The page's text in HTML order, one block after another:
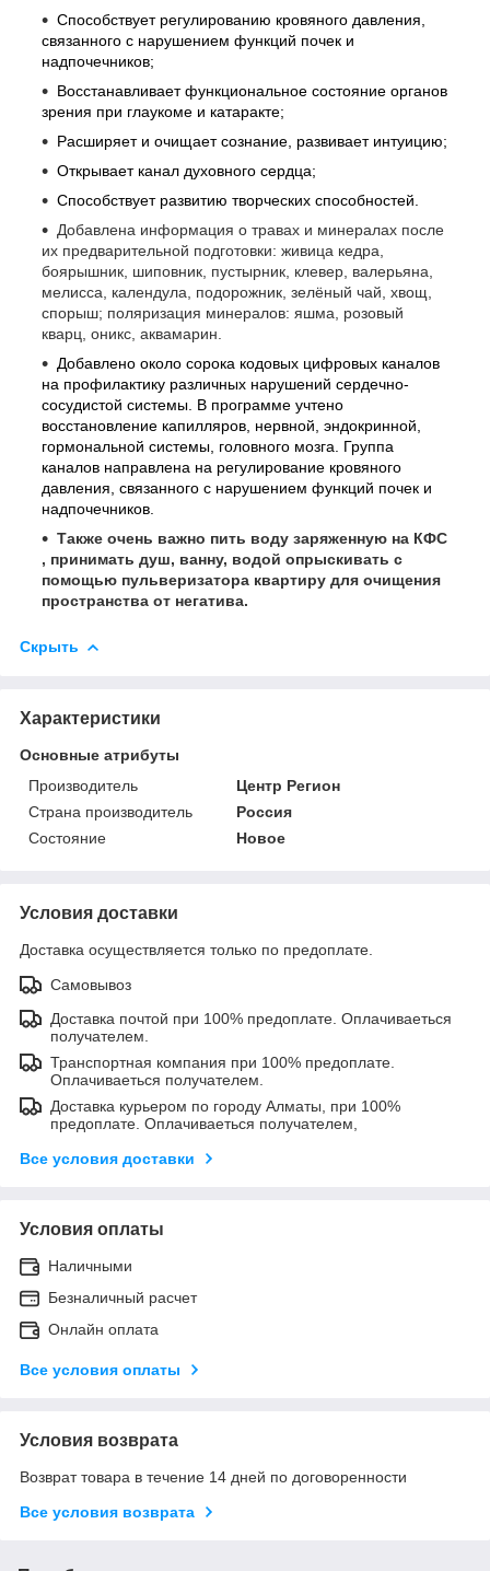
Способствует регулированию кровяного давления,
связанного с нарушением функций почек и
надпочечников;
Восстанавливает функциональное состояние органов
зрения при глаукоме и катаракте;
Расширяет и очищает сознание, развивает интуицию;
Открывает канал духовного сердца;
Способствует развитию творческих способностей.
Добавлена информация о травах и минералах после
их предварительной подготовки: живица кедра,
боярышник, шиповник, пустырник, клевер, валерьяна,
мелисса, календула, подорожник, зелёный чай, хвощ,
спорыш; поляризация минералов: яшма, розовый
кварц, оникс, аквамарин.
Добавлено около сорока кодовых цифровых каналов
на профилактику различных нарушений сердечно-
сосудистой системы. В программе учтено
восстановление капилляров, нервной, эндокринной,
гормональной системы, головного мозга. Группа
каналов направлена на регулирование кровяного
давления, связанного с нарушением функций почек и
надпочечников.
Также очень важно пить воду заряженную на КФС
, принимать душ, ванну, водой опрыскивать с
помощью пульверизатора квартиру для очищения
пространства от негатива.
Скрыть
Характеристики
Основные атрибуты
Производитель
Центр Регион
Страна производитель
Россия
Состояние
Новое
Условия доставки
Доставка осуществляется только по предоплате.
Самовывоз
Доставка почтой при 100% предоплате. Оплачиваеться
получателем.
Транспортная компания при 100% предоплате.
Оплачиваеться получателем.
Доставка курьером по городу Алматы, при 100%
предоплате. Оплачиваеться получателем,
Все условия доставки
Условия оплаты
Наличными
Безналичный расчет
Онлайн оплата
Все условия оплаты
Условия возврата
Возврат товара в течение 14 дней по договоренности
Все условия возврата